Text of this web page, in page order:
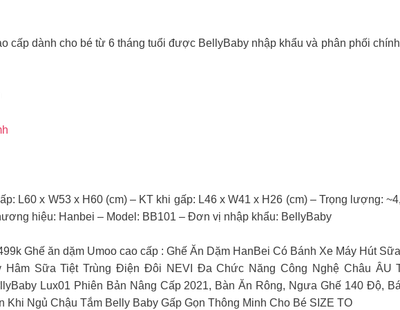
cấp dành cho bé từ 6 tháng tuổi được BellyBaby nhập khẩu và phân phối
L60 x W53 x H60 (cm) – KT khi gấp: L46 x W41 x H26 (cm) – Trọng lượng:
hiệu: Hanbei – Model: BB101 – Đơn vị nhập khẩu: BellyBaby
Ghế ăn dặm Umoo cao cấp : Ghế Ăn Dặm HanBei Có Bánh Xe Máy Hút
Hâm Sữa Tiệt Trùng Điện Đôi NEVI Đa Chức Năng Công Nghệ Châu ÂU
Lux01 Phiên Bản Nâng Cấp 2021, Bàn Ăn Rông, Ngưa Ghế 140 Độ,
Khi Ngủ Chậu Tắm Belly Baby Gấp Gọn Thông Minh Cho Bé SIZE TO